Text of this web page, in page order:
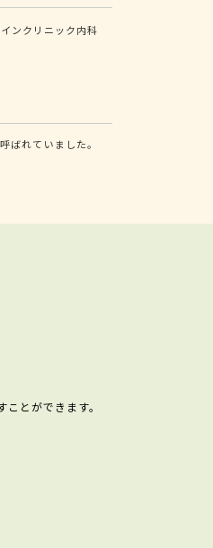
ンクリニック内科
ばれていました。
とができます。